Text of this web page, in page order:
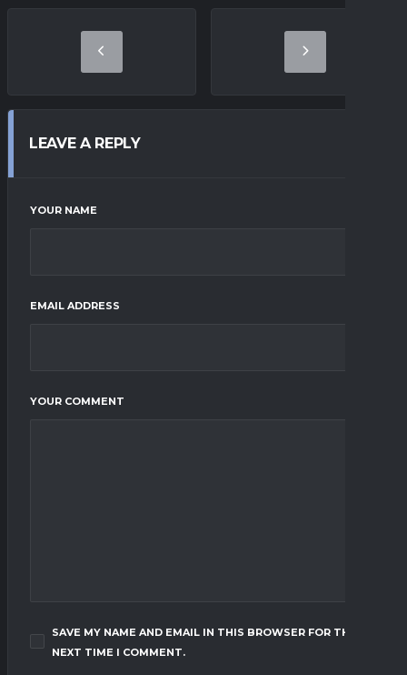
LEAVE A REPLY
YOUR NAME
EMAIL ADDRESS
YOUR COMMENT
SAVE MY NAME AND EMAIL IN THIS BROWSER FOR THE
NEXT TIME I COMMENT.